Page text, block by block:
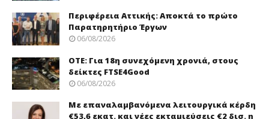
Περιφέρεια Αττικής: Αποκτά το πρώτο
Παρατηρητήριο Έργων
06/08/2026
ΟΤΕ: Για 18η συνεχόμενη χρονιά, στους
δείκτες FTSE4Good
06/08/2026
Με επαναλαμβανόμενα λειτουργικά κέρδη
€53,6 εκατ. και νέες εκταμιεύσεις €2 δισ. η